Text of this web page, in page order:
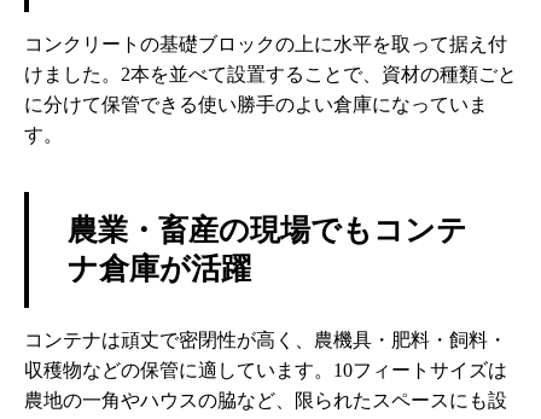
コンクリートの基礎ブロックの上に水平を取って据え付
けました。2本を並べて設置することで、資材の種類ごと
に分けて保管できる使い勝手のよい倉庫になっていま
す。
農業・畜産の現場でもコンテ
ナ倉庫が活躍
コンテナは頑丈で密閉性が高く、農機具・肥料・飼料・
収穫物などの保管に適しています。10フィートサイズは
農地の一角やハウスの脇など、限られたスペースにも設